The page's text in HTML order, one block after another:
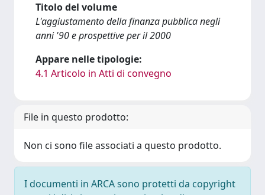
Titolo del volume
L'aggiustamento della finanza pubblica negli
anni '90 e prospettive per il 2000
Appare nelle tipologie:
4.1 Articolo in Atti di convegno
File in questo prodotto:
Non ci sono file associati a questo prodotto.
I documenti in ARCA sono protetti da copyright